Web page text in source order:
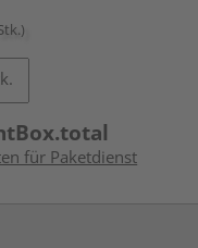
für Paketdienst